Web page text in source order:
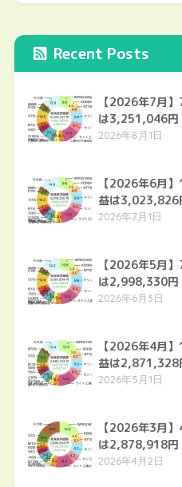
Recent Posts
【2026年7月
は3,251,046円
2026年8月1日
【2026年6月
益は3,023,826
2026年7月1日
【2026年5月
は2,998,330円
2026年6月3日
【2026年4月
益は2,871,328
2026年5月1日
【2026年3月
は2,878,918円
2026年4月2日